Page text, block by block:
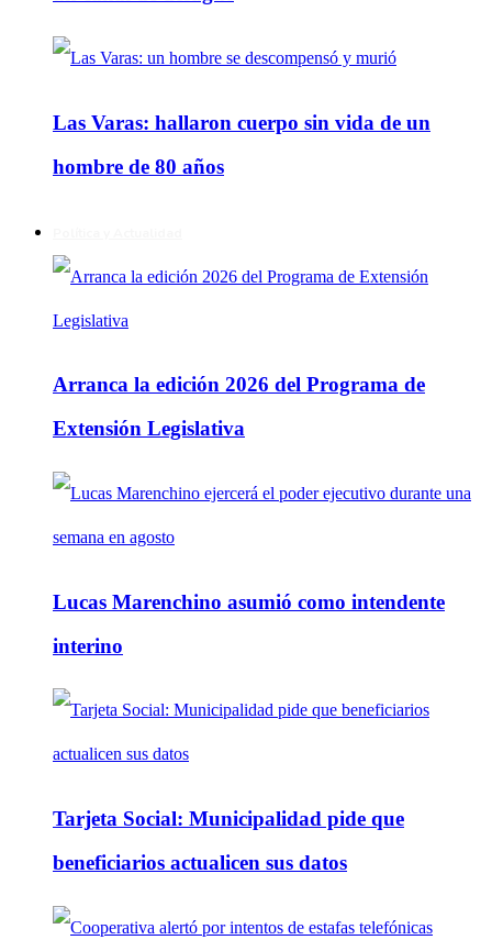
Las Varas: hallaron cuerpo sin vida de un
hombre de 80 años
Arranca la edición 2026 del Programa de
Extensión Legislativa
Lucas Marenchino asumió como intendente
interino
Tarjeta Social: Municipalidad pide que
beneficiarios actualicen sus datos